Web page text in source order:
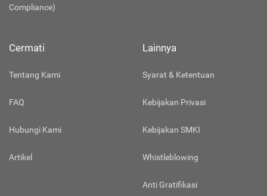
Compliance)
Cermati
Tentang Kami
FAQ
Hubungi Kami
Artikel
Lainnya
Syarat & Ketentuan
Kebijakan Privasi
Kebijakan SMKI
Whistleblowing
Anti Gratifikasi